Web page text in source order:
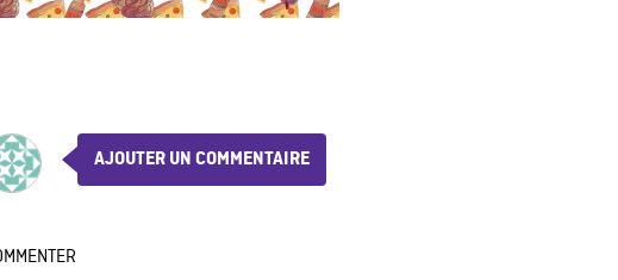
AJOUTER UN COMMENTAIRE